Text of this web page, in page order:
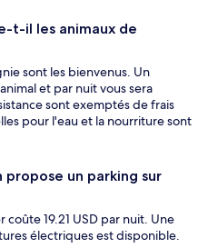
t-il les animaux de
sont les bienvenus. Un
et par nuit vous sera
sont exemptés de frais
pour l'eau et la nourriture sont
propose un parking sur
19.21 USD par nuit. Une
électriques est disponible.